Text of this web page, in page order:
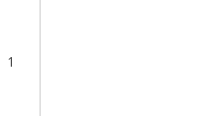
1